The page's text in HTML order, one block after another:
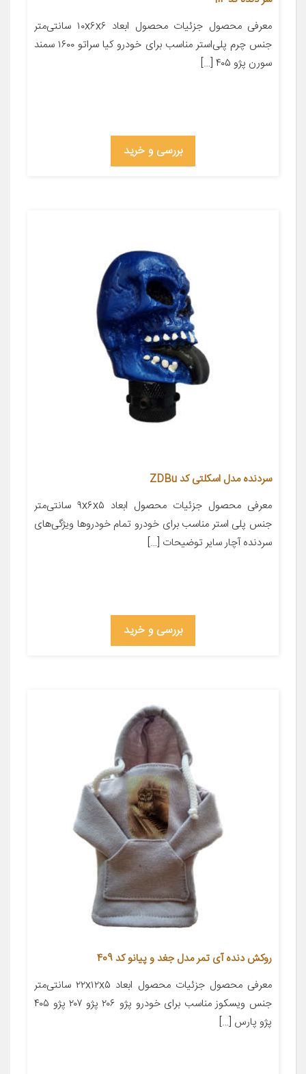
معرفی محصول جزئیات محصول ابعاد ۱۰x۶x۶ سانتی‌متر
جنس چرم پلی‌استر مناسب برای خودرو کیا سراتو ۱۶۰۰ سمند
سورن پژو ۴۰۵ […]
بررسی و خرید
سردنده مدل اسکلتی کد ZDBu
معرفی محصول جزئیات محصول ابعاد ۹x۶x۵ سانتی‌متر
جنس پلی استر مناسب برای خودرو تمام خودروها ویژگی‌های
سردنده آچار سایر توضیحات […]
بررسی و خرید
روکش دنده آی تمر مدل جغد و پیانو کد 409
معرفی محصول جزئیات محصول ابعاد ۲۲x۱۲x۵ سانتی‌متر
جنس ویسکوز مناسب برای خودرو پژو ۲۰۶ پژو ۲۰۷ پژو ۴۰۵
پژو پارس […]